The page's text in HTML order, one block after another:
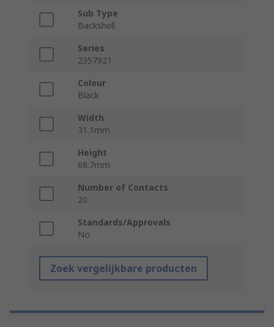
Sub Type
Backshell
Series
2357921
Colour
Black
Width
31.1mm
Height
68.7mm
Number of Contacts
20
Standards/Approvals
No
Zoek vergelijkbare producten